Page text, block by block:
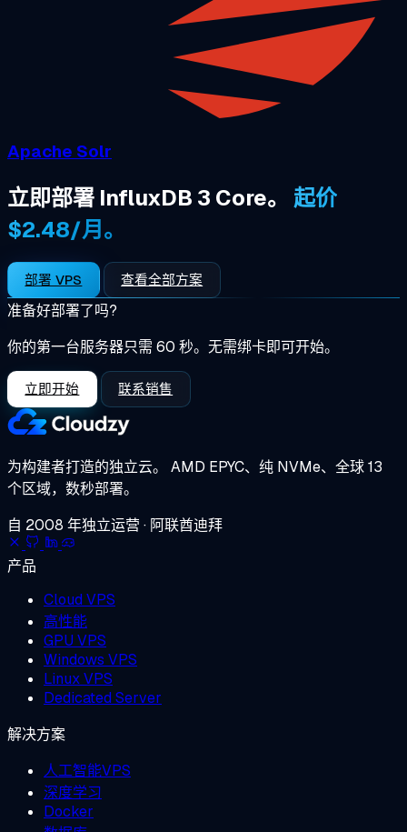
Apache Solr
立即部署 InfluxDB 3 Core。 起价
$2.48/月。
部署 VPS 查看全部方案
准备好部署了吗?
你的第一台服务器只需 60 秒。无需绑卡即可开始。
立即开始 联系销售
为构建者打造的独立云。 AMD EPYC、纯 NVMe、全球 13
个区域，数秒部署。
自 2008 年独立运营 · 阿联酋迪拜
产品
Cloud VPS
高性能
GPU VPS
Windows VPS
Linux VPS
Dedicated Server
解决方案
人工智能VPS
深度学习
Docker